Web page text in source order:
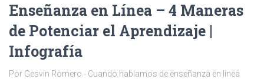
Enseñanza en Línea – 4 Maneras
de Potenciar el Aprendizaje |
Infografía
Por Gesvin Romero.- Cuando hablamos de enseñanza en línea